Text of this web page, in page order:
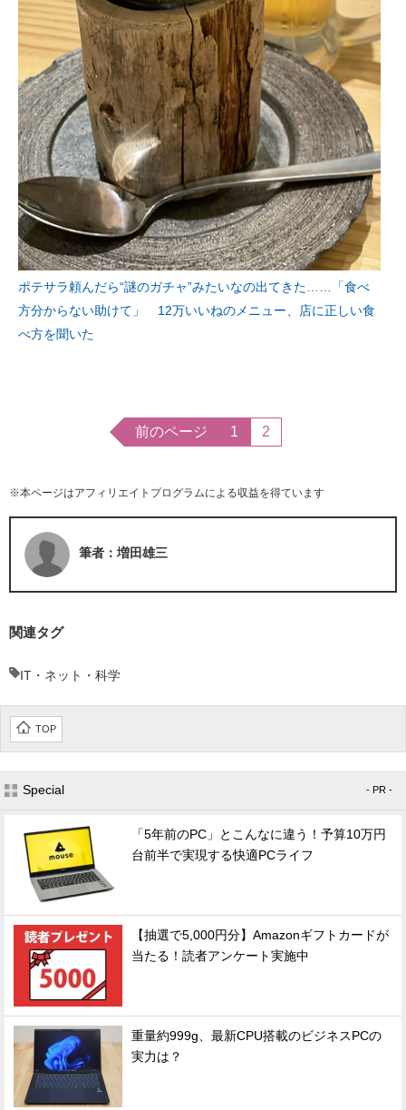
ポテサラ頼んだら“謎のガチャ”みたいなの出てきた……「食べ
方分からない助けて」 12万いいねのメニュー、店に正しい食
べ方を聞いた
前のページ 1 2
※本ページはアフィリエイトプログラムによる収益を得ています
筆者：増田雄三
関連タグ
IT・ネット・科学
TOP
Special - PR -
「5年前のPC」とこんなに違う！予算10万円
台前半で実現する快適PCライフ
【抽選で5,000円分】Amazonギフトカードが
当たる！読者アンケート実施中
重量約999g、最新CPU搭載のビジネスPCの
実力は？